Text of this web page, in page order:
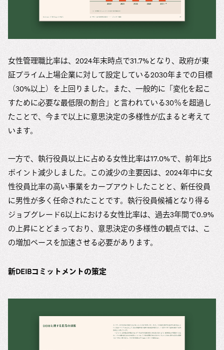
女性管理職比率は、2024年末時点で31.7%となり、政府が東
証プライム上場企業に対して設定している2030年までの目標
（30%以上）を上回りました。また、一般的に「変化を起こ
すために必要な最低限の割合」と言われている30％を超過し
たことで、今まで以上に意思決定の多様性が広まると考えて
います。
一方で、執行役員以上に占める女性比率は17.0%で、前年比5
ポイント減少しました。この減少の主要因は、2024年中に女
性役員比率の高い事業をカーブアウトしたことと、新任役員
に男性が多く任命されたことです。執行役員候補となり得る
ジョブグレード6以上における女性比率は、過去3年間で0.9%
の上昇にとどまっており、意思決定の多様性の観点では、こ
の増加ペースを加速させる必要があります。
新DEIBコミットメントの策定